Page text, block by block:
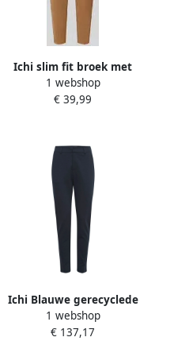
Ichi slim fit broek met
viscose model 'KATE'
1 webshop
€ 39,99
Ichi Blauwe gerecyclede
polyester sigarettenbroek
Blue Dames
1 webshop
€ 137,17